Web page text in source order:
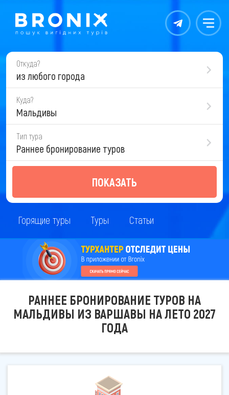
Контакты Меню
Откуда?
из любого города
Куда?
Мальдивы
Тип тура
Раннее бронирование туров
ПОКАЗАТЬ
Горящие туры Туры Статьи
РАННЕЕ БРОНИРОВАНИЕ ТУРОВ НА
МАЛЬДИВЫ ИЗ ВАРШАВЫ НА ЛЕТО 2027
ГОДА